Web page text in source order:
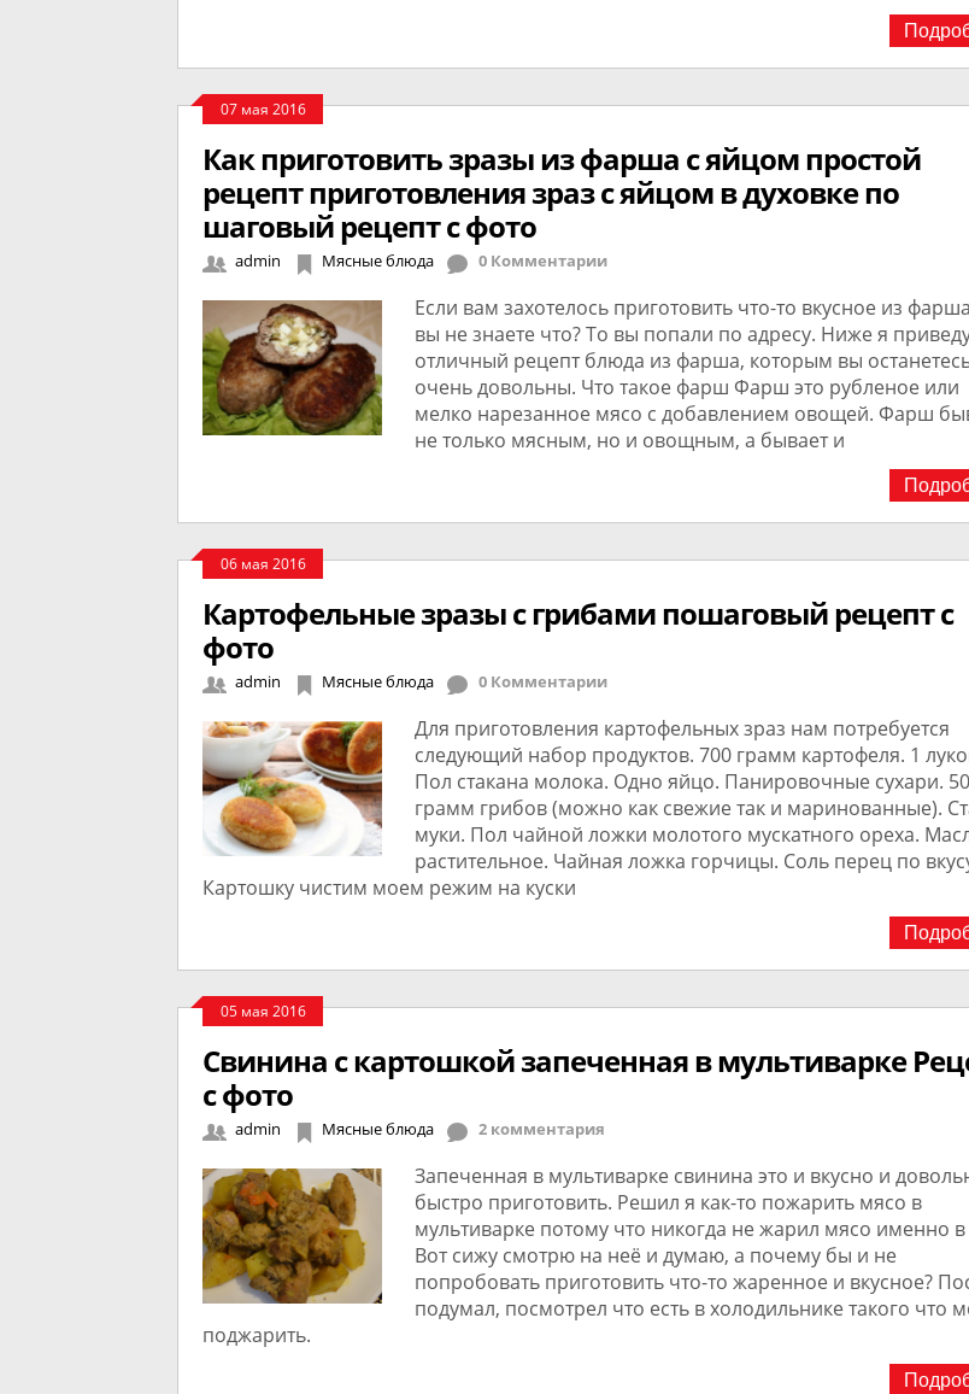
07 мая 2016
Как приготовить зразы из фарша с яйцом простой
рецепт приготовления зраз с яйцом в духовке по
шаговый рецепт с фото
admin Мясные блюда 0 Комментарии
Если вам захотелось приготовить что-то вкусное из
вы не знаете что? То вы попали по адресу. Ниже я
отличный рецепт блюда из фарша, которым вы
очень довольны. Что такое фарш Фарш это рубленое или
мелко нарезанное мясо с добавлением овощей. Фарш
не только мясным, но и овощным, а бывает и
06 мая 2016
Картофельные зразы с грибами пошаговый рецепт с
фото
admin Мясные блюда 0 Комментарии
Для приготовления картофельных зраз нам потребуется
следующий набор продуктов. 700 грамм картофеля. 1
Пол стакана молока. Одно яйцо. Панировочные сухари.
грамм грибов (можно как свежие так и маринованные).
муки. Пол чайной ложки молотого мускатного ореха.
растительное. Чайная ложка горчицы. Соль перец по
Картошку чистим моем режим на куски
05 мая 2016
Свинина с картошкой запеченная в мультиварке
с фото
admin Мясные блюда 2 комментария
Запеченная в мультиварке свинина это и вкусно и
быстро приготовить. Решил я как-то пожарить мясо в
мультиварке потому что никогда не жарил мясо именно
Вот сижу смотрю на неё и думаю, а почему бы и не
попробовать приготовить что-то жаренное и вкусное?
подумал, посмотрел что есть в холодильнике такого что
поджарить.